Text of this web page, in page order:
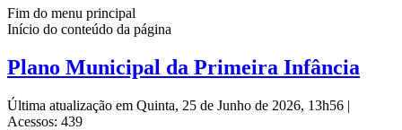
Fim do menu principal
Início do conteúdo da página
Plano Municipal da Primeira Infância
Última atualização em Quinta, 25 de Junho de 2026, 13h56 |
Acessos: 439